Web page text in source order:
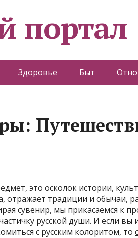
портал
Здоровье Быт
это осколок истории,
отражает традиции и обычаи,
сувенир, мы прикасаемся к
русской души. И если
с русским колоритом, то